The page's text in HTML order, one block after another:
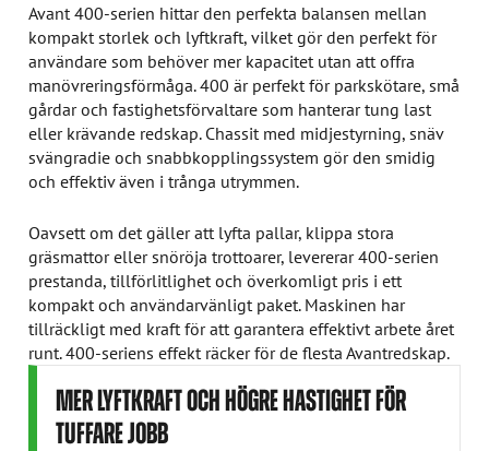
Avant 400-serien hittar den perfekta balansen mellan
kompakt storlek och lyftkraft, vilket gör den perfekt för
användare som behöver mer kapacitet utan att offra
manövreringsförmåga. 400 är perfekt för parkskötare, små
gårdar och fastighetsförvaltare som hanterar tung last
eller krävande redskap. Chassit med midjestyrning, snäv
svängradie och snabbkopplingssystem gör den smidig
och effektiv även i trånga utrymmen.
Oavsett om det gäller att lyfta pallar, klippa stora
gräsmattor eller snöröja trottoarer, levererar 400-serien
prestanda, tillförlitlighet och överkomligt pris i ett
kompakt och användarvänligt paket. Maskinen har
tillräckligt med kraft för att garantera effektivt arbete året
runt. 400-seriens effekt räcker för de flesta Avantredskap.
MER LYFTKRAFT OCH HÖGRE HASTIGHET FÖR
TUFFARE JOBB